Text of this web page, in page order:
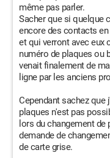
même pas parler.
Sacher que si quelque
encore des contacts
et qui verront avec eux
numéro de plaques ou
venait finalement de
ligne par les anciens
Cependant sachez que
plaques n'est pas
lors du changement
demande de
de carte grise.